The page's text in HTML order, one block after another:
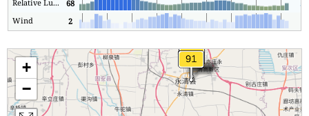
Relative Luftfeuchtigkeit
68
55
Wind
2
+
−